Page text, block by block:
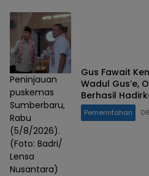
Peninjauan
puskemas
Sumberbaru,
Rabu
(5/8/2026).
(Foto: Badri/
Lensa
Nusantara)
Gus Fawait
Wadul Gus’e,
Berhasil
Pemerintahan